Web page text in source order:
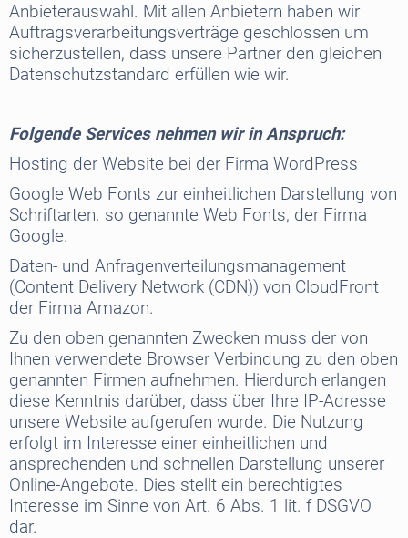
Anbieterauswahl. Mit allen Anbietern haben wir
Auftragsverarbeitungsverträge geschlossen um
sicherzustellen, dass unsere Partner den gleichen
Datenschutzstandard erfüllen wie wir.
Folgende Services nehmen wir in Anspruch:
Hosting der Website bei der Firma WordPress
Google Web Fonts zur einheitlichen Darstellung von
Schriftarten. so genannte Web Fonts, der Firma
Google.
Daten- und Anfragenverteilungsmanagement
(Content Delivery Network (CDN)) von CloudFront
der Firma Amazon.
Zu den oben genannten Zwecken muss der von
Ihnen verwendete Browser Verbindung zu den oben
genannten Firmen aufnehmen. Hierdurch erlangen
diese Kenntnis darüber, dass über Ihre IP-Adresse
unsere Website aufgerufen wurde. Die Nutzung
erfolgt im Interesse einer einheitlichen und
ansprechenden und schnellen Darstellung unserer
Online-Angebote. Dies stellt ein berechtigtes
Interesse im Sinne von Art. 6 Abs. 1 lit. f DSGVO
dar.